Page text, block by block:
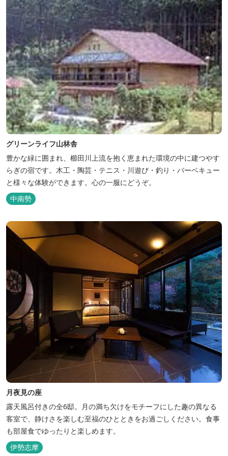
グリーンライフ山林舎
豊かな緑に囲まれ、櫛田川上流を抱く恵まれた環境の中に建つやす
らぎの宿です。木工・陶芸・テニス・川遊び・釣り・バーベキュー
と様々な体験ができます。心の一服にどうぞ。
中南勢
月夜見の座
露天風呂付きの全6邸。月の満ち欠けをモチーフにした趣の異なる
客室で、静けさを楽しむ至福のひとときをお過ごしください。食事
も部屋食でゆったりと楽しめます。
伊勢志摩